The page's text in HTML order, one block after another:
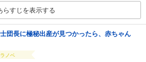
らすじを表示する
団長に極秘出産が見つかったら、赤ちゃん
ラノベ